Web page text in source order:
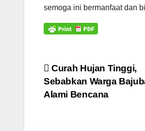
semoga ini bermanfaat dan
Navigasi
pos
Curah Hujan Tinggi,
Sebabkan Warga
Alami Bencana